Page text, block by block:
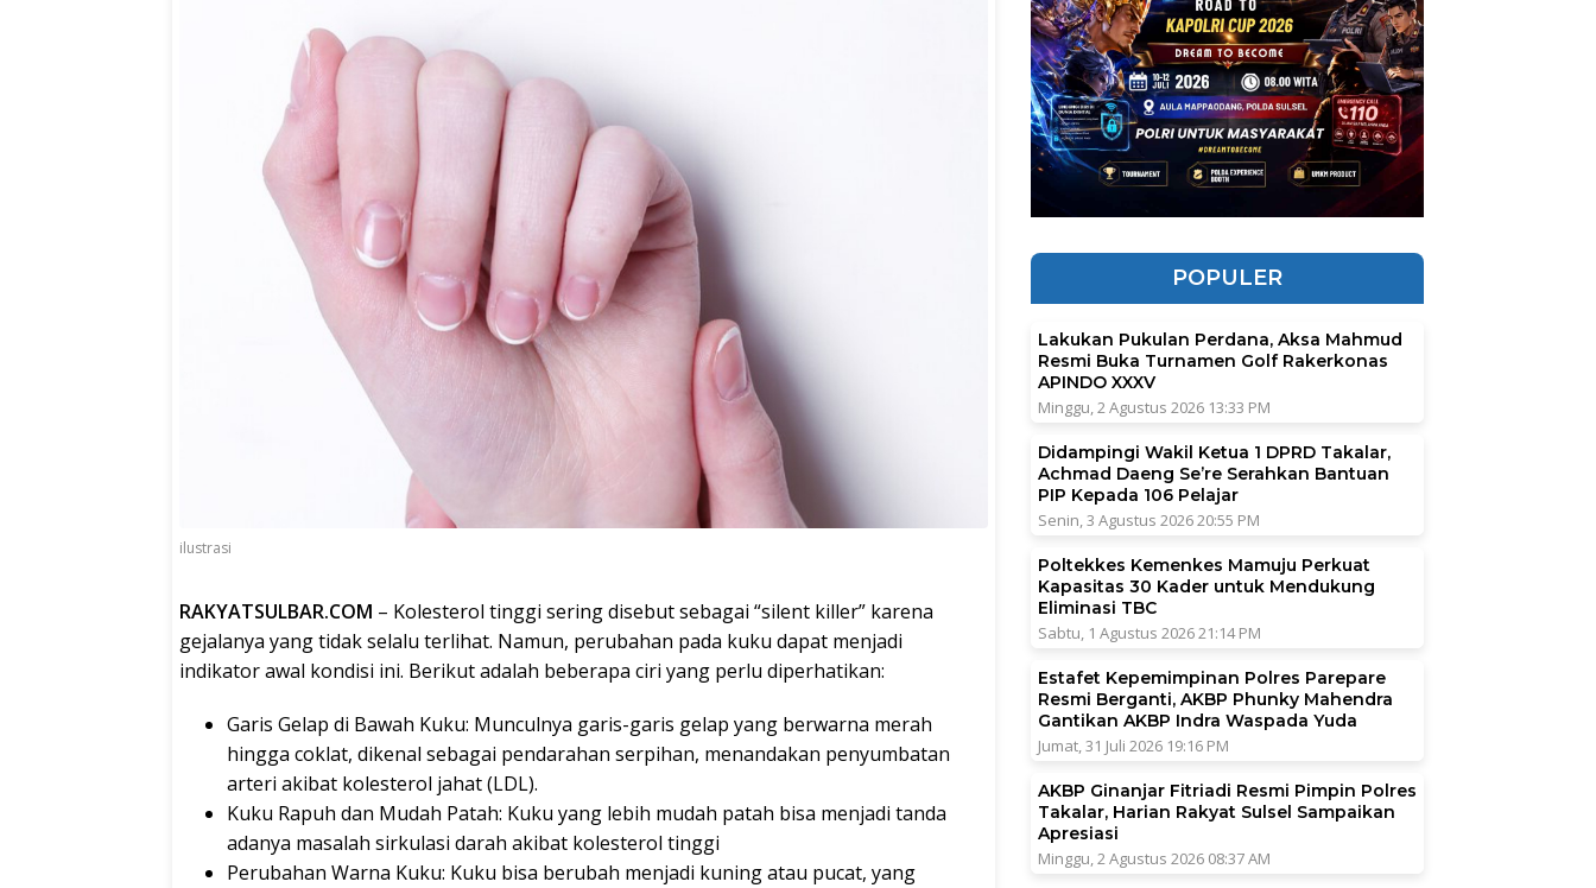
ilustrasi
RAKYATSULBAR.COM – Kolesterol tinggi sering disebut sebagai “silent killer” karena
gejalanya yang tidak selalu terlihat. Namun, perubahan pada kuku dapat menjadi
indikator awal kondisi ini. Berikut adalah beberapa ciri yang perlu diperhatikan:
Garis Gelap di Bawah Kuku: Munculnya garis-garis gelap yang berwarna merah
hingga coklat, dikenal sebagai pendarahan serpihan, menandakan penyumbatan
arteri akibat kolesterol jahat (LDL).
Kuku Rapuh dan Mudah Patah: Kuku yang lebih mudah patah bisa menjadi tanda
adanya masalah sirkulasi darah akibat kolesterol tinggi
Perubahan Warna Kuku: Kuku bisa berubah menjadi kuning atau pucat, yang
POPULER
Lakukan Pukulan Perdana, Aksa Mahmud
Resmi Buka Turnamen Golf Rakerkonas
APINDO XXXV
Minggu, 2 Agustus 2026 13:33 PM
Didampingi Wakil Ketua 1 DPRD Takalar,
Achmad Daeng Se’re Serahkan Bantuan
PIP Kepada 106 Pelajar
Senin, 3 Agustus 2026 20:55 PM
Poltekkes Kemenkes Mamuju Perkuat
Kapasitas 30 Kader untuk Mendukung
Eliminasi TBC
Sabtu, 1 Agustus 2026 21:14 PM
Estafet Kepemimpinan Polres Parepare
Resmi Berganti, AKBP Phunky Mahendra
Gantikan AKBP Indra Waspada Yuda
Jumat, 31 Juli 2026 19:16 PM
AKBP Ginanjar Fitriadi Resmi Pimpin Polres
Takalar, Harian Rakyat Sulsel Sampaikan
Apresiasi
Minggu, 2 Agustus 2026 08:37 AM